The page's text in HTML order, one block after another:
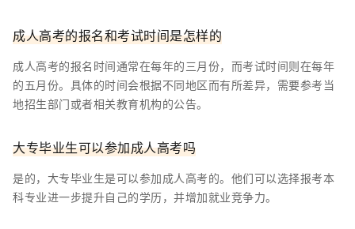
成人高考的报名和考试时间是怎样的
成人高考的报名时间通常在每年的三月份，而考试时间则在每年
的五月份。具体的时间会根据不同地区而有所差异，需要参考当
地招生部门或者相关教育机构的公告。
大专毕业生可以参加成人高考吗
是的，大专毕业生是可以参加成人高考的。他们可以选择报考本
科专业进一步提升自己的学历，并增加就业竞争力。